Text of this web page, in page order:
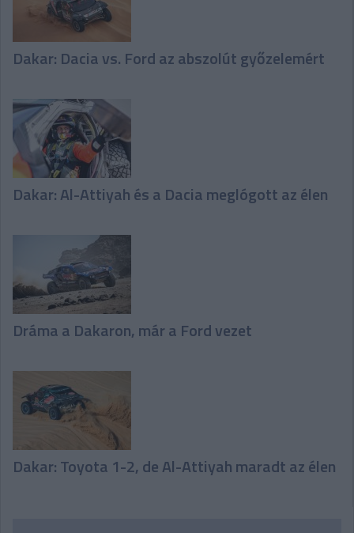
Dakar: Dacia vs. Ford az abszolút győzelemért
Dakar: Al-Attiyah és a Dacia meglógott az élen
Dráma a Dakaron, már a Ford vezet
Dakar: Toyota 1-2, de Al-Attiyah maradt az élen